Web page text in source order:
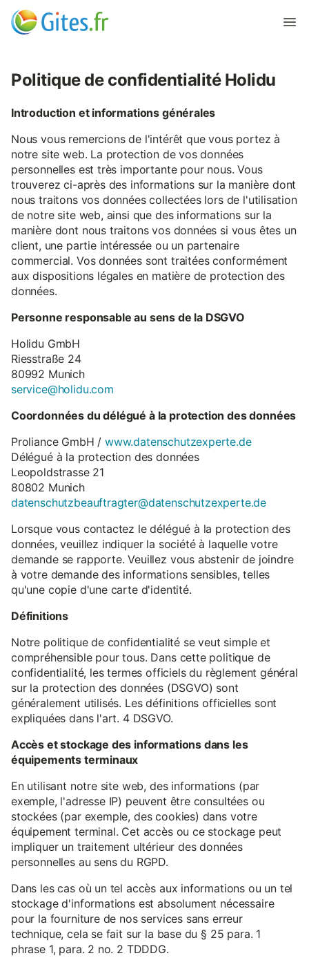
Politique de confidentialité Holidu
Introduction et informations générales
Nous vous remercions de l'intérêt que vous portez à
notre site web. La protection de vos données
personnelles est très importante pour nous. Vous
trouverez ci-après des informations sur la manière dont
nous traitons vos données collectées lors de l'utilisation
de notre site web, ainsi que des informations sur la
manière dont nous traitons vos données si vous êtes un
client, une partie intéressée ou un partenaire
commercial. Vos données sont traitées conformément
aux dispositions légales en matière de protection des
données.
Personne responsable au sens de la DSGVO
Holidu GmbH
Riesstraße 24
80992 Munich
service@holidu.com
Coordonnées du délégué à la protection des données
Proliance GmbH /www.datenschutzexperte.de
Délégué à la protection des données
Leopoldstrasse 21
80802 Munich
datenschutzbeauftragter@datenschutzexperte.de
Lorsque vous contactez le délégué à la protection des
données, veuillez indiquer la société à laquelle votre
demande se rapporte. Veuillez vous abstenir de joindre
à votre demande des informations sensibles, telles
qu'une copie d'une carte d'identité.
Définitions
Notre politique de confidentialité se veut simple et
compréhensible pour tous. Dans cette politique de
confidentialité, les termes officiels du règlement général
sur la protection des données (DSGVO) sont
généralement utilisés. Les définitions officielles sont
expliquées dans l'art. 4 DSGVO.
Accès et stockage des informations dans les
équipements terminaux
En utilisant notre site web, des informations (par
exemple, l'adresse IP) peuvent être consultées ou
stockées (par exemple, des cookies) dans votre
équipement terminal. Cet accès ou ce stockage peut
impliquer un traitement ultérieur des données
personnelles au sens du RGPD.
Dans les cas où un tel accès aux informations ou un tel
stockage d'informations est absolument nécessaire
pour la fourniture de nos services sans erreur
technique, cela se fait sur la base du § 25 para. 1
phrase 1, para. 2 no. 2 TDDDG.